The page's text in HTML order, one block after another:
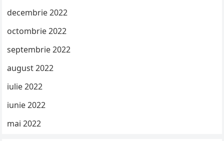
decembrie 2022
octombrie 2022
septembrie 2022
august 2022
iulie 2022
iunie 2022
mai 2022